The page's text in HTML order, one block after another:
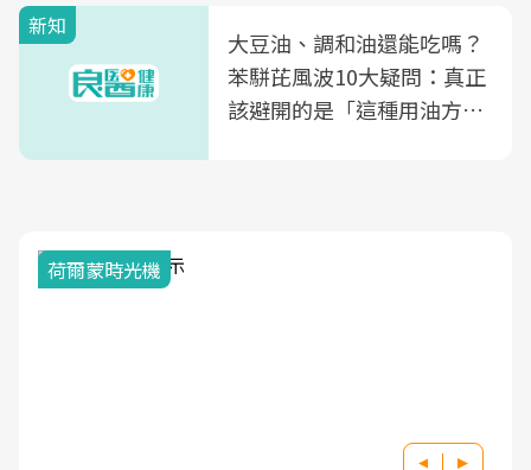
新知
大豆油、調和油還能吃嗎？
苯駢芘風波10大疑問：真正
該避開的是「這種用油方
荷爾蒙時光機